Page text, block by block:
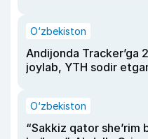
O‘zbekiston
Andijonda Tracker’ga
joylab, YTH sodir
O‘zbekiston
“Sakkiz qator she’rim